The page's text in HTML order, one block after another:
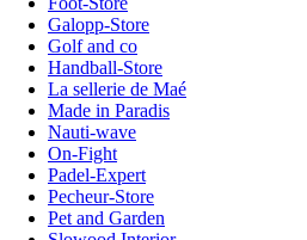
Galopp-Store
Golf and co
Handball-Store
La sellerie de Maé
Made in Paradis
Nauti-wave
On-Fight
Padel-Expert
Pecheur-Store
Pet and Garden